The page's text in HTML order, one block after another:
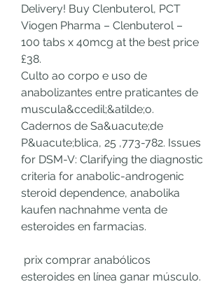
Delivery! Buy Clenbuterol, PCT
Viogen Pharma – Clenbuterol –
100 tabs x 40mcg at the best price
£38.
Culto ao corpo e uso de
anabolizantes entre praticantes de
muscula&ccedil;&atilde;o.
Cadernos de Sa&uacute;de
P&uacute;blica, 25 ,773-782. Issues
for DSM-V: Clarifying the diagnostic
criteria for anabolic-androgenic
steroid dependence, anabolika
kaufen nachnahme venta de
esteroides en farmacias.
esteroides en línea ganar músculo.